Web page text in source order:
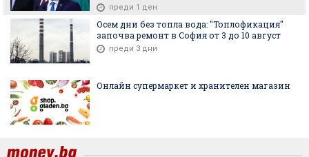
преди 1 ден
Осем дни без топла вода: "Топлофикация"
започва ремонт в София от 3 до 10 август
преди 3 дни
Онлайн супермаркет и хранителен магазин